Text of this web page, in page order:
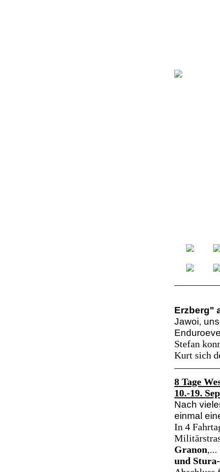
Erzberg"
Jawoi,
Stefan
Kurt sich
8 Tage
10.-19.
Nach
einmal
In 4
Granon,...
und